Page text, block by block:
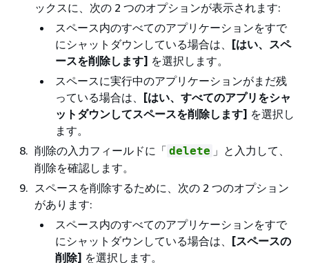
ックスに、次の 2 つのオプションが表示されます:
スペース内のすべてのアプリケーションをすで
にシャットダウンしている場合は、
[はい、スペ
ースを削除します] を選択します。
スペースに実行中のアプリケーションがまだ残
っている場合は、
[はい、すべてのアプリをシャ
ットダウンしてスペースを削除します] を選択し
ます。
削除の入力フィールドに「 delete 」と入力して、
削除を確認します。
スペースを削除するために、次の 2 つのオプション
があります:
スペース内のすべてのアプリケーションをすで
にシャットダウンしている場合は、
[スペースの
削除] を選択します。